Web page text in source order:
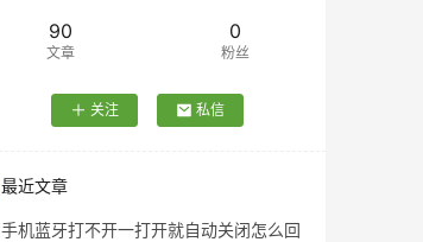
90
文章
0
粉丝
关注 私信
最近文章
手机蓝牙打不开一打开就自动关闭怎么回